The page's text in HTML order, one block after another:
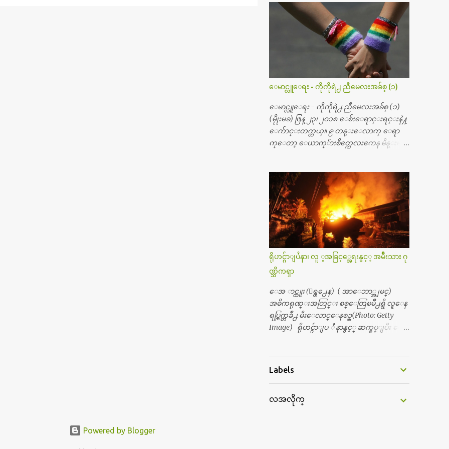
မ္းသြားလို႔ အရိုးအစားထိုးကုသျခင္း လုပ္ပါ
တယ္။ အရိုးအထူးကု ဆရာဝန္က ဝိတိုရိယေဟာ္တ
ယ္လိုအခန္းမွာ တရက္ က်ပ္ ၃ ေသာင္းနဲ႔ေနေ
စၿပီး၊ အာရွေတာ္ဝင္ခြဲစိတ္ခန္းကို ငွားရမ္းခြဲစိ
တ္ အရိုးအစားထိုးကုပါတယ္။ ေဆးစစ္၊ေဆး
ဝယ္၊ ခြဲစိတ္ကု၊ အရိုးအစားထိုးပစၥည္း စတဲ့စရိ
တ္ေတြနဲ႔ေဆးရံုမွာ ၂ ပတ္ေနထိုင္စရိတ္ သိ
န္း ၇၀ ေလာက္ ကုန္သြားပါတယ္။ သူငယ္ခ်င္းျ
ဖစ္သူကို လာေတြ႔ရင္း ဟိုတယ္လို သန္႔ရွင္း
သပ္ရပ္တဲ့ ဝိတိုရိယေဆးရံုမွာ စီတီစကင္ နဲ႔ အမ္အာ
အိုင္1 စက္ခန္းကိုေတြ႔လို႔ေမးၾကည့္ေ
တာ့ တခါစမ္းရင္ က်ပ္တသိန္းေက်ာ္ က်သင့္တ
ကီးေတြနဲ႔ စမ္းသပ္ရပါတယ္။ ခႏၱာကိုယ္အစိတ္ပို
င္း ကလီစာေတြကိုၾကည့္ရႈတဲ့ အာလထ
ရာေဆာင္း2 စက္ေတြကေတာ့ ေစ်းသိပ္မႀ
ကီးလို႔ ျမန္မာျပည္ေဆးရံုတိုင္းရွိပါတယ္။
တစ္ခါစမ္းရင္ က်ပ္တစ္ေသာင္းေလာက္ က်သ
င့္ပါတယ္။ စာေရးသူ လြန္ခဲ့တဲ့ (၂)...
ေမာင္လူေရး - ကိုကိုရဲ႕ ညီမေလးအခ်စ္ (၁)
ေမာင္လူေရး - ကိုကိုရဲ႕ ညီမေလးအခ်စ္ (၁)
(မိုုးမခ) ဇြန္ ၂၃၊ ၂၀၁၈ ေစ်းေရာင္းရင္းနဲ႔
ေက်ာင္းတက္တယ္။ ၉ တန္းေလာက္ ေရာ
က္ေတာ့ ေယာက္်ားစိတ္ကေလးကေန မိန္းမစိ
တာေပါ့။ မိန္းကေလး အေပါင္းအသင္းလ
ည္း မ်ားတယ္။ ငယ္ငယ္တုန္းကေတာ့ အမေတြနဲ႔
ေနတာဆုိေတာ့ သနပ္ခါးေလးေတြ လိမ္း
တယ္။ ပန္းပန္တယ္။ မိန္းကေလး အဝတ္အစားေ
တြကိုလည္း ခုိးဝတ္တယ္။ မိန္းမစိတ္ရွိေတာ့
ရွိေပမယ့္ ကိုယ့္ကိုယ္ကို မိန္းမစိတ္ေပါက္မွန္း
သိတာက ၉ တန္း၊ ၁၀ တန္းေလာက္ကမွ။ ညီအ
စ္ကို ေမာင္နွမ အားလံုး ၆ ေယာက္ရွိတယ္။ အစ္ကို ၃
ေယာက္၊ အစ္မ ႏွစ္ေယာက္။ အစ္ကိုေတြက
လည္း သူ႔ အေပါင္းအသင္းနဲ႔ သူဆိုေ
တာ့ အမေတြနဲ႔ဘဲ ေပါင္းတယ္။ ျပီးေတာ့
အေဖကလည္း ေယာက္်ားဆုိ ေယာ
က္်ားေလးလုိဘဲ ေနေစခ်င္တယ္။ အေဖ့ကို
ေၾကာက္လည္း ေၾကာက္ရတယ္။ ေယာ
က္်ားေလး စိတ္လည္း ရွိေအာင္ ဘာသာေရး
လည္း လုိက္စားေအာင္ တန္ခူးလဆုိ တစ္လ
လံုး ကိုရင္ ဝတ္ခုိင္းတယ္။ ေက်ာင္းမွာဆုိ
ရင္ ေယာက္်ားေလးေတြက ကိုယ့္ကို ဘာ
ပဲျဖစ္ျဖစ္ မၾကားတၾကား စရင္စတယ္။
ရိုဟင္ဂ်ာျပႆနာ၊ လူ ့အခြင့္အေရးနွင့္ အမ်ိဳးသား ဂု
ဏ္သိကၡာ
ေအ ာင္ထူး (ေရွ႕ေန) ( အာေဘာ္အျမင္)
အဓိကရုဏ္းအတြင္း စစ္ေတြၿမိဳ႕ရွိ လူေန
ရပ္ကြက္တခ်ိဳ႕ မီးေလာင္ေနစဥ္(Photo: Getty
Image) ရိုဟင္ဂ်ာျပ ႆ နာနွင့္ ဆက္စပ္ျပီး ေ
ဇီးရား နိုင္ငံတကာ ရုပ္သံလႊင့္ဌာနမွ ရိုဟင္ဂ်ာလူထု
တြင္းေနထိုင္ရာ တြင္လည္း အကူအညီမ်ား မရ
Labels
လအလိုက္
Powered by Blogger